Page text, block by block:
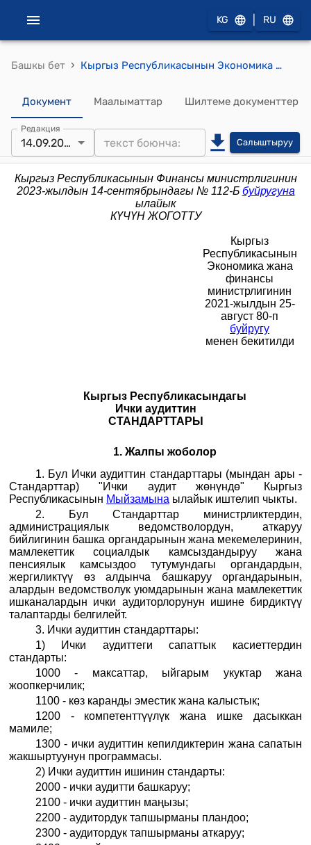
KG RU
Башкы бет › Кыргыз Республикасынын Экономика жана финансы министрлигинин 2021 жылдын 25 августундагы №80 буйругу менен бекитилген "Кыргыз Республикасындагы Ички аудиттин СТАНДАРТТАРЫ"
Документ Маалыматтар Шилтеме документтер
Редакция
14.09.2023 Салыштыруу